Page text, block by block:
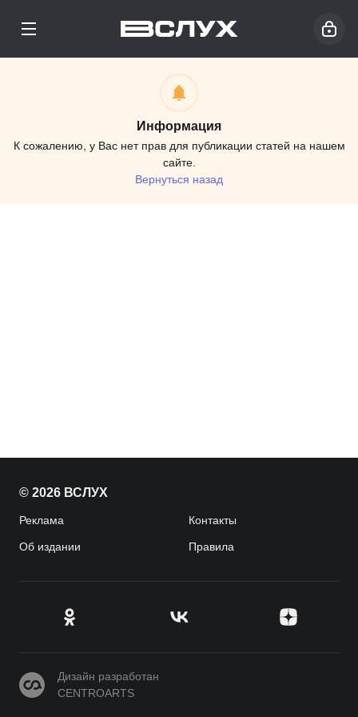
Информация
К сожалению, у Вас нет прав для публикации статей на нашем
сайте.
Вернуться назад
© 2026 ВСЛУХ
Реклама Контакты
Об издании Правила
CENTROARTS